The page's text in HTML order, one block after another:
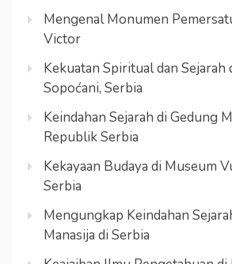
Mengenal Monumen
Victor
Kekuatan Spiritual dan Sejarah
Sopoćani, Serbia
Keindahan Sejarah di Gedung
Republik Serbia
Kekayaan Budaya di Museum
Serbia
Mengungkap Keindahan
Manasija di Serbia